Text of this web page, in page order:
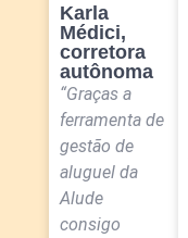
Karla
Médici,
corretora
autônoma
“Graças a
ferramenta de
gestão de
aluguel da
Alude
consigo